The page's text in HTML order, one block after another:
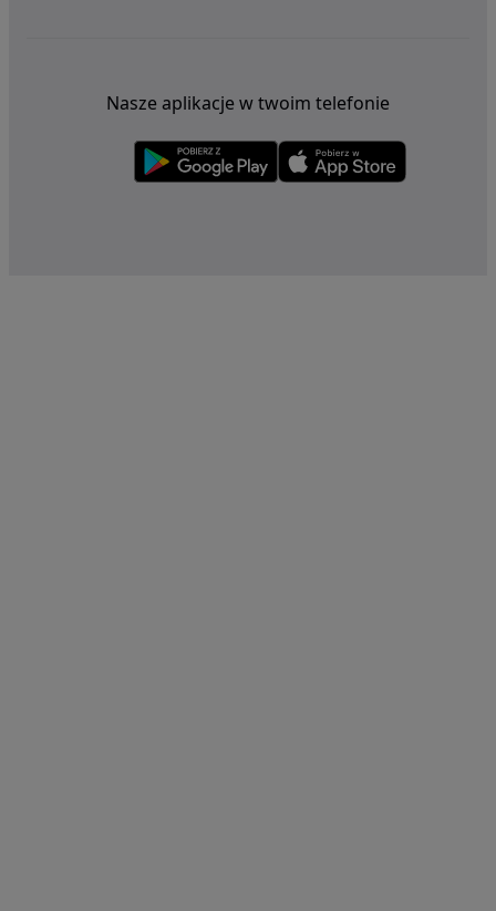
Nasze aplikacje w twoim telefonie